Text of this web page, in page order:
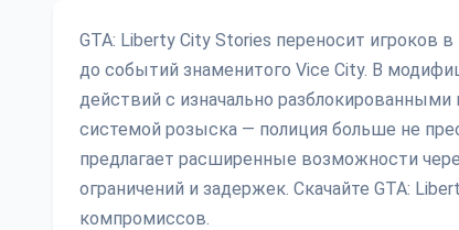
GTA: Liberty City Stories переносит игроков
до событий знаменитого Vice City. В
действий с изначально
системой розыска — полиция больше не
предлагает расширенные возможности
ограничений и задержек. Скачайте GTA:
компромиссов.